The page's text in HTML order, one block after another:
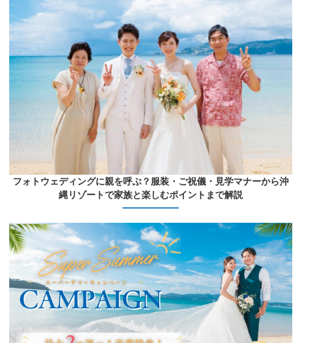
フォトウェディングに親を呼ぶ？服装・ご祝儀・見学マナーから沖
縄リゾートで家族と楽しむポイントまで解説